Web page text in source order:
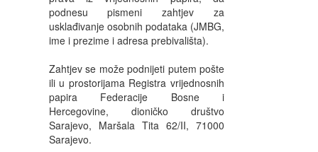
podnesu pismeni zahtjev za
usklađivanje osobnih podataka (JMBG,
ime i prezime i adresa prebivališta).
Zahtjev se može podnijeti putem pošte
ili u prostorijama Registra vrijednosnih
papira Federacije Bosne i
Hercegovine, dioničko društvo
Sarajevo, Maršala Tita 62/II, 71000
Sarajevo.